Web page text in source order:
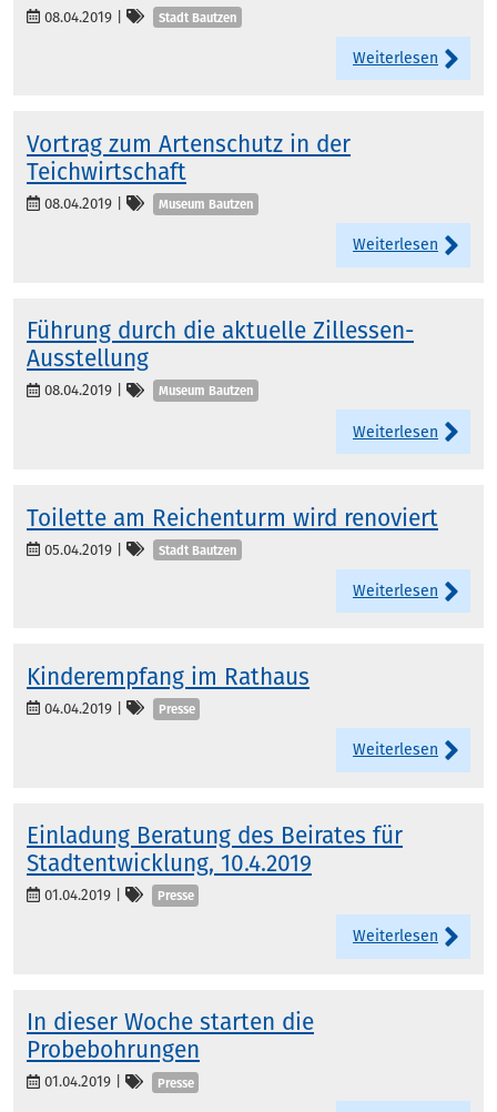
08.04.2019 Kategorien
Stadt Bautzen
Weiterlesen
Vortrag zum Artenschutz in der
Teichwirtschaft
08.04.2019 Kategorien
Museum Bautzen
Weiterlesen
Führung durch die aktuelle Zillessen-
Ausstellung
08.04.2019 Kategorien
Museum Bautzen
Weiterlesen
Toilette am Reichenturm wird renoviert
05.04.2019 Kategorien
Stadt Bautzen
Weiterlesen
Kinderempfang im Rathaus
04.04.2019 Kategorien
Presse
Weiterlesen
Einladung Beratung des Beirates für
Stadtentwicklung, 10.4.2019
01.04.2019 Kategorien
Presse
Weiterlesen
In dieser Woche starten die
Probebohrungen
01.04.2019 Kategorien
Presse